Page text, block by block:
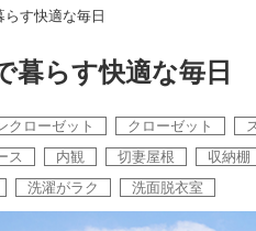
らす快適な毎日
暮らす快適な毎日
クローゼット クローゼット
ス
内観 切妻屋根 収納棚
洗濯がラク 洗面脱衣室